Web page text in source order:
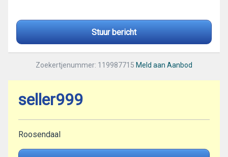
Stuur bericht
Zoekertjenummer: 119987715 Meld aan Aanbod
seller999
Roosendaal